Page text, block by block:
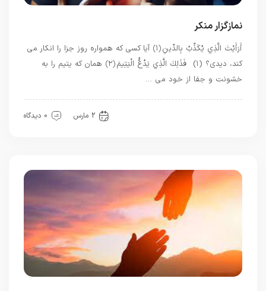
نمازگزار منکر
أَرَأَيْتَ الَّذِي يُكَذِّبُ بِالدِّينِ ﴿۱﴾ آیا کسی که همواره روز جزا را انکار می
کند، دیدی؟ (۱) فَذَلِكَ الَّذِي يَدُعُّ الْيَتِيمَ ﴿۲﴾ همان که یتیم را به
خشونت و جفا از خود می …
2 مارس 0 دیدگاه